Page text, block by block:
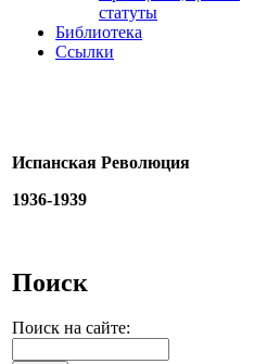
статуты
Библиотека
Ссылки
Испанская Революция
1936-1939
Поиск
Поиск на сайте: